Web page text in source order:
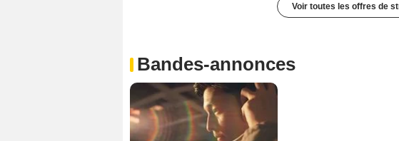
Voir toutes les offres de
Bandes-annonces